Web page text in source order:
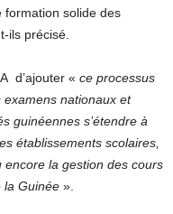
formation solide des
ils précisé.
d’ajouter « ce processus
nationaux et
guinéennes s’étendre à
établissements scolaires,
la gestion des cours
la Guinée ».